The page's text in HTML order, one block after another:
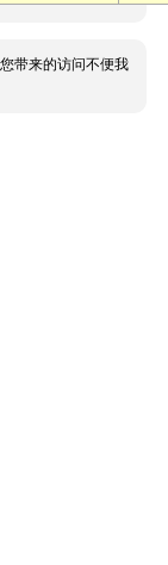
带来的访问不便我